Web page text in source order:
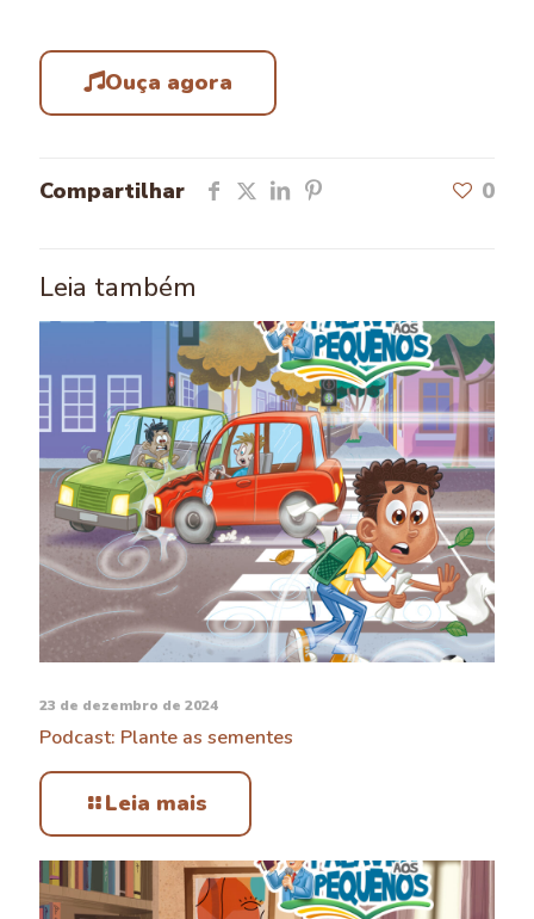
Ouça agora
Compartilhar 0
Leia também
23 de dezembro de 2024
Podcast: Plante as sementes
Leia mais